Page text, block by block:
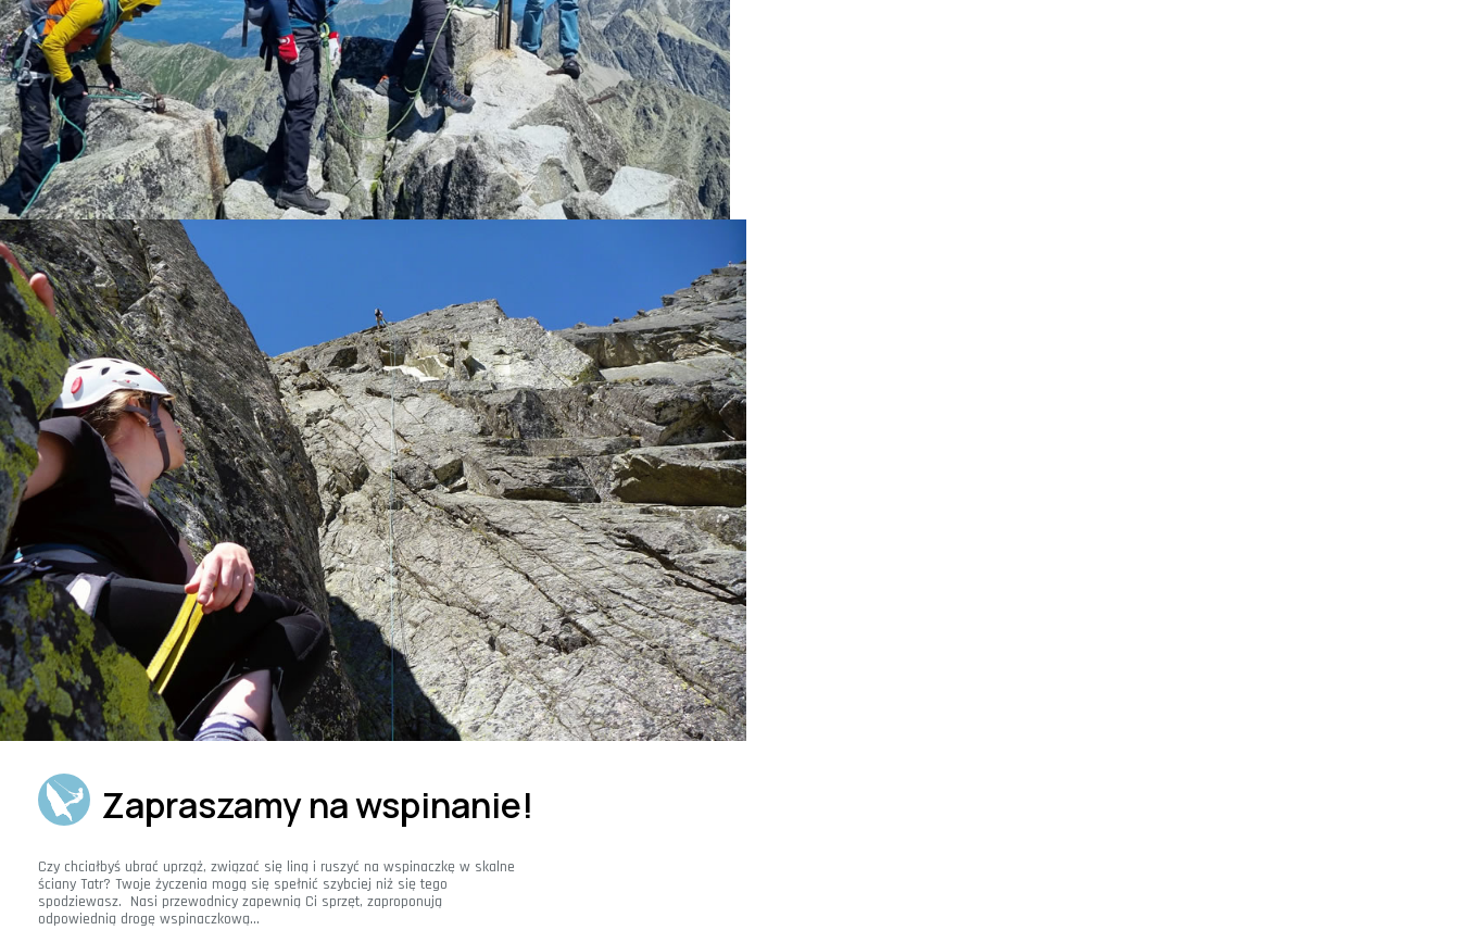
Zapraszamy na wspinanie!
Czy chciałbyś ubrać uprząż, związać się liną i ruszyć na wspinaczkę w skalne
ściany Tatr? Twoje życzenia mogą się spełnić szybciej niż się tego
spodziewasz.  Nasi przewodnicy zapewnią Ci sprzęt, zaproponują
odpowiednią drogę wspinaczkową...